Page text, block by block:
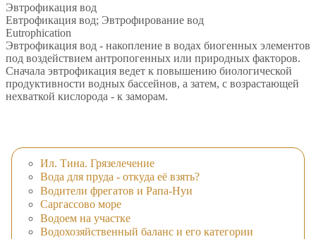
Эвтрофикация вод
Евтрофикация вод; Эвтрофирование вод
Eutrophication
Эвтрофикация вод - накопление в водах биогенных элементов
под воздействием антропогенных или природных факторов.
Сначала эвтрофикация ведет к повышению биологической
продуктивности водных бассейнов, а затем, с возрастающей
нехваткой кислорода - к заморам.
Ил. Тина. Грязелечение
Вода для пруда - откуда её взять?
Водители фрегатов и Рапа-Нуи
Саргассово море
Водоем на участке
Водохозяйственный баланс и его категории